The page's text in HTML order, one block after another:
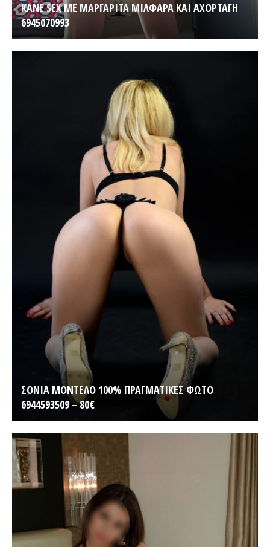
KANE SEX ΜΕ ΜΑΡΓΑΡΙΤΑ ΜΙΛΦΑΡΑ ΚΑΙ ΑΧΟΡΤΑΓΗ
6945070993
ΣΟΝΙΑ ΜΟΝΤΕΛΟ 100% ΠΡΑΓΜΑΤΙΚΕΣ ΦΩΤΟ
6944593509 – 80€